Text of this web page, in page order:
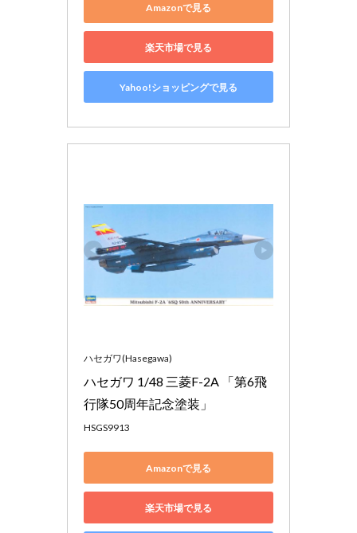
Amazonで見る
楽天市場で見る
Yahoo!ショッピングで見る
ハセガワ(Hasegawa)
ハセガワ 1/48 三菱F-2A 「第6飛
行隊50周年記念塗装」
HSGS9913
Amazonで見る
楽天市場で見る